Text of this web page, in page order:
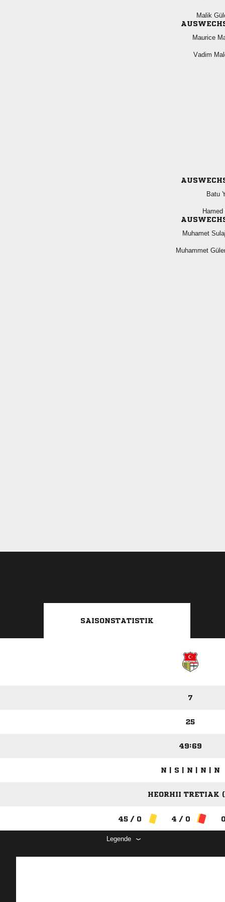







SAISONSTATISTIK
7
25
49:69
N | S | N | N | N
HEORHII TRETIAK
45 / 0 4 / 0
Legende